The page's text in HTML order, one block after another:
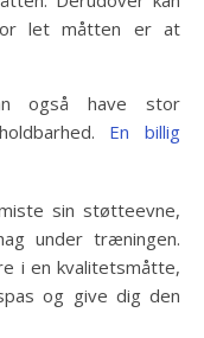
let måtten er at
også have stor
En billig
sin støtteevne,
under træningen.
i en kvalitetsmåtte,
og give dig den